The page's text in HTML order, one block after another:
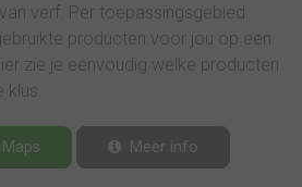
verf. Per toepassingsgebied
producten voor jou op een
zie je eenvoudig welke producten
Meer info